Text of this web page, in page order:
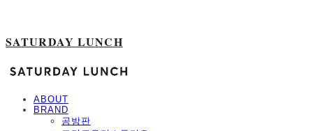
SATURDAY LUNCH
ABOUT
BRAND
공방판